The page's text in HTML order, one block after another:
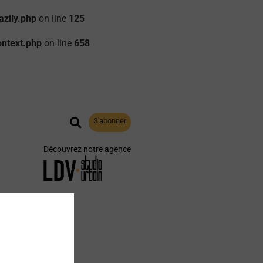
on line 125
on line 658
S'abonner
Découvrez notre agence